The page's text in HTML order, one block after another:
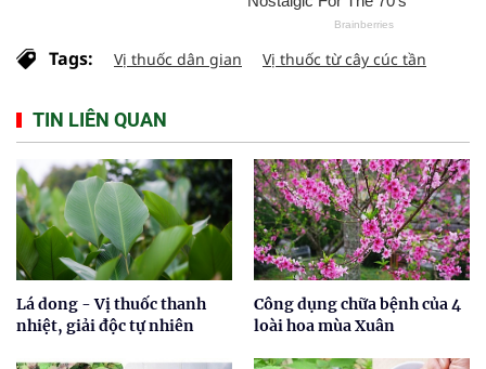
Tags: Vị thuốc dân gian Vị thuốc từ cây cúc tần
TIN LIÊN QUAN
Lá dong - Vị thuốc thanh
nhiệt, giải độc tự nhiên
Công dụng chữa bệnh của 4
loài hoa mùa Xuân